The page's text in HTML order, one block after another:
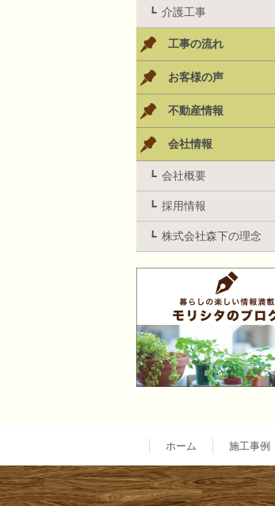
介護工事
工事の流れ
お客様の声
不動産情報
会社情報
会社概要
採用情報
株式会社森下の理念
ホーム 施工事例